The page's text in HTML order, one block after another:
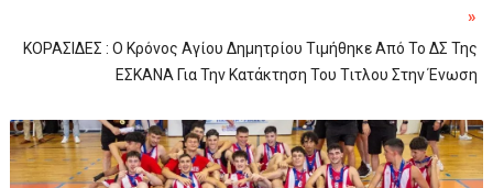
»
ΚΟΡΑΣΙΔΕΣ : Ο Κρόνος Αγίου Δημητρίου Τιμήθηκε Από Το ΔΣ Της
ΕΣΚΑΝΑ Για Την Κατάκτηση Του Τιτλου Στην Ένωση